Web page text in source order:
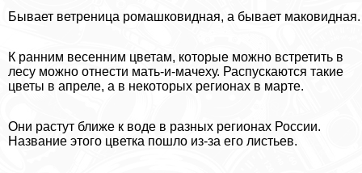
Бывает ветреница ромашковидная, а бывает маковидная.
К ранним весенним цветам, которые можно встретить в
лесу можно отнести мать-и-мачеху. Распускаются такие
цветы в апреле, а в некоторых регионах в марте.
Они растут ближе к воде в разных регионах России.
Название этого цветка пошло из-за его листьев.